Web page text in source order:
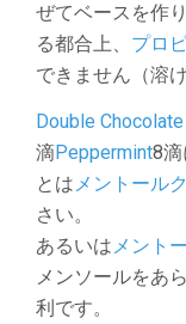
ぜてベースを作り
る都合上、 プロ
できません（溶
Double
滴Peppermint8
とはメントール
さい。
あるいはメント
メンソールをあ
利です。